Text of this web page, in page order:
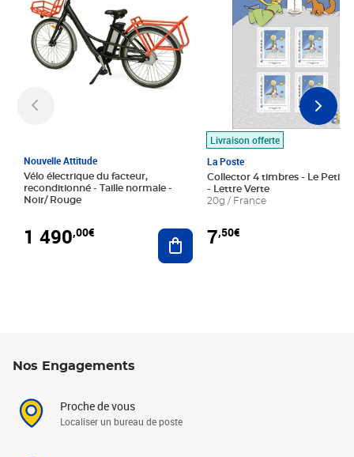
Nouvelle Attitude
Vélo électrique du facteur,
reconditionné - Taille normale -
Noir/ Rouge
1 490,00€ Ajouter au panier
Livraison offerte
La Poste
Collector 4 timbres - Le Petit
- Lettre Verte
20g / France
7,50€
Nos Engagements
Proche de vous
Localiser un bureau de poste